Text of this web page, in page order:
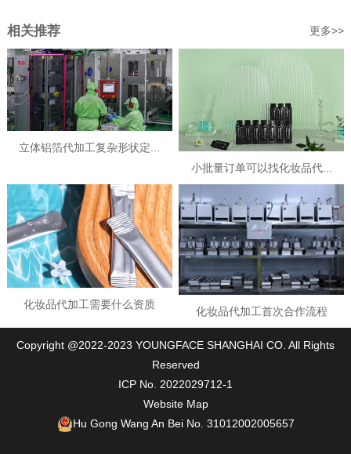
相关推荐 更多>>
立体铝箔代加工复杂形状定...
小批量订单可以找化妆品代...
化妆品代加工需要什么资质
化妆品代加工首次合作流程
Copyright @2022-2023 YOUNGFACE SHANGHAI CO. All Rights
Reserved
ICP No. 2022029712-1
Website Map
Hu Gong Wang An Bei No. 31012002005657